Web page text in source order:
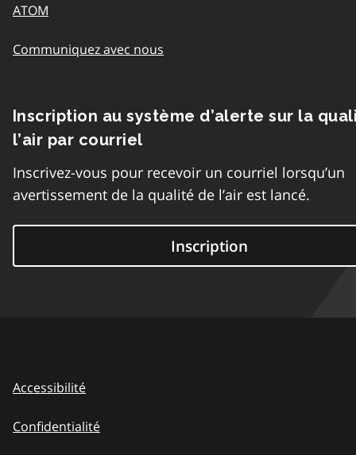
ATOM
Communiquez avec nous
Inscription au système d’alerte sur la
l’air par courriel
Inscrivez-vous pour recevoir un courriel lorsqu’un
avertissement de la qualité de l’air est lancé.
Inscription
Accessibilité
Confidentialité